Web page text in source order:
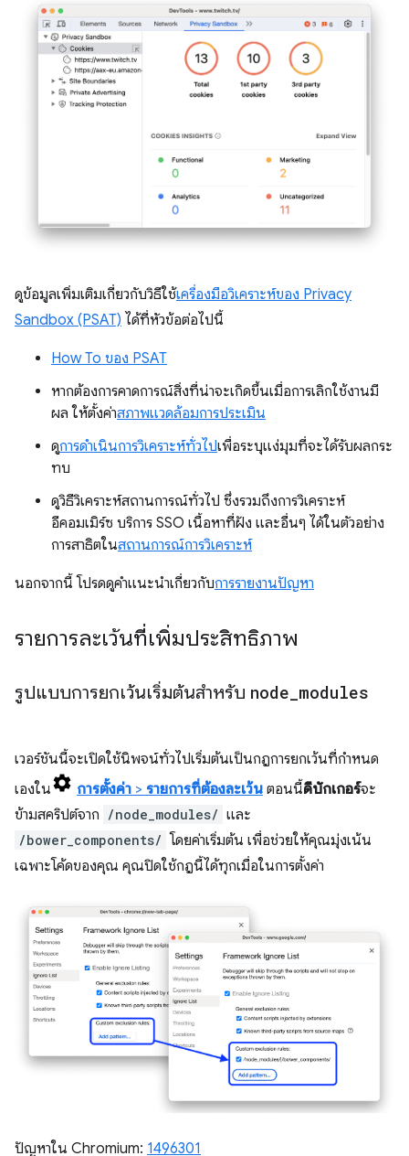
ดูข้อมูลเพิ่มเติมเกี่ยวกับวิธีใช้เครื่องมือวิเคราะห์ของ Privacy
Sandbox (PSAT) ได้ที่หัวข้อต่อไปนี้
How To ของ PSAT
หากต้องการคาดการณ์สิ่งที่น่าจะเกิดขึ้นเมื่อการเลิกใช้งานมี
ผล ให้ตั้งค่าสภาพแวดล้อมการประเมิน
ดูการดำเนินการวิเคราะห์ทั่วไปเพื่อระบุแง่มุมที่จะได้รับผลกระ
ทบ
ดูวิธีวิเคราะห์สถานการณ์ทั่วไป ซึ่งรวมถึงการวิเคราะห์
อีคอมเมิร์ซ บริการ SSO เนื้อหาที่ฝัง และอื่นๆ ได้ในตัวอย่าง
การสาธิตในสถานการณ์การวิเคราะห์
นอกจากนี้ โปรดดูคำแนะนำเกี่ยวกับการรายงานปัญหา
รายการละเว้นที่เพิ่มประสิทธิภาพ
รูปแบบการยกเว้นเริ่มต้นสำหรับ node modules
เวอร์ชันนี้จะเปิดใช้นิพจน์ทั่วไปเริ่มต้นเป็นกฎการยกเว้นที่กำหนด
เองใน
การตั้งค่า > รายการที่ต้องละเว้น ตอนนี้ดีบักเกอร์จะ
ข้ามสคริปต์จาก /node_modules/ และ
/bower_components/ โดยค่าเริ่มต้น เพื่อช่วยให้คุณมุ่งเน้น
เฉพาะโค้ดของคุณ คุณปิดใช้กฎนี้ได้ทุกเมื่อในการตั้งค่า
ปัญหาใน Chromium: 1496301